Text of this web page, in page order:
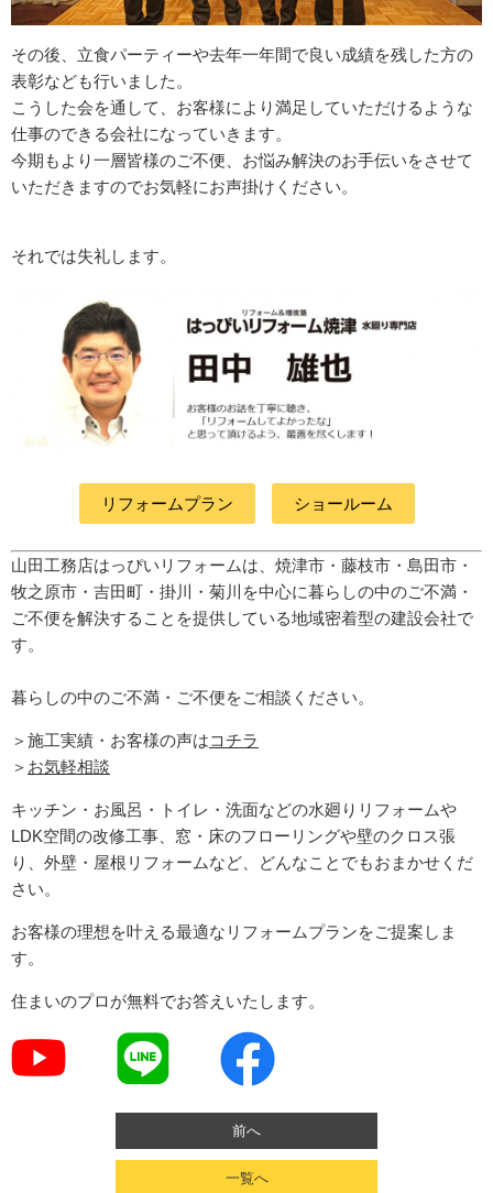
その後、立食パーティーや去年一年間で良い成績を残した方の
表彰なども行いました。
こうした会を通して、お客様により満足していただけるような
仕事のできる会社になっていきます。
今期もより一層皆様のご不便、お悩み解決のお手伝いをさせて
いただきますのでお気軽にお声掛けください。
それでは失礼します。
リフォームプラン ショールーム
山田工務店はっぴいリフォームは、焼津市・藤枝市・島田市・
牧之原市・吉田町 ・掛川・菊川 を中心に暮らしの中のご不満・
ご不便を解決することを提供している地域密着型の建設会社で
す。
暮らしの中のご不満・ご不便をご相談ください。
＞施工実績・お客様の声はコチラ
＞ お気軽相談
キッチン・お風呂・トイレ・洗面などの水廻りリフォームや
LDK空間の改修工事、窓・床のフローリングや壁のクロス張
り、外壁・屋根リフォームなど、どんなことでもおまかせくだ
さい。
お客様の理想を叶える最適なリフォームプランをご提案しま
す。
住まいのプロが無料でお答えいたします。
前へ
一覧へ